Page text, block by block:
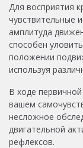
Для восприятия
чувствительные
амплитуда
способен
положении
используя
В ходе
вашем
несложное
двигательной
рефлексов.